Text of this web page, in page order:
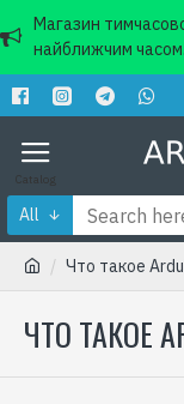
Магазин
найближчим
All
Что такое
ЧТО ТАКОЕ